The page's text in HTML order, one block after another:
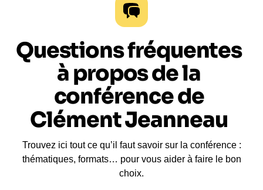
Questions fréquentes
à propos de la
conférence de
Clément Jeanneau
Trouvez ici tout ce qu’il faut savoir sur la conférence :
thématiques, formats… pour vous aider à faire le bon
choix.